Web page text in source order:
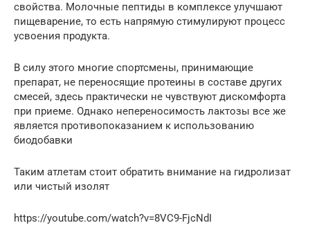
свойства. Молочные пептиды в комплексе улучшают
пищеварение, то есть напрямую стимулируют процесс
усвоения продукта.
В силу этого многие спортсмены, принимающие
препарат, не переносящие протеины в составе других
смесей, здесь практически не чувствуют дискомфорта
при приеме. Однако непереносимость лактозы все же
является противопоказанием к использованию
биодобавки
Таким атлетам стоит обратить внимание на гидролизат
или чистый изолят
https://youtube.com/watch?v=8VC9-FjcNdI